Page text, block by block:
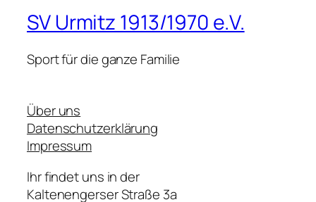
SV Urmitz 1913/1970 e.V.
Sport für die ganze Familie
Über uns
Datenschutzerklärung
Impressum
Ihr findet uns in der
Kaltenengerser Straße 3a